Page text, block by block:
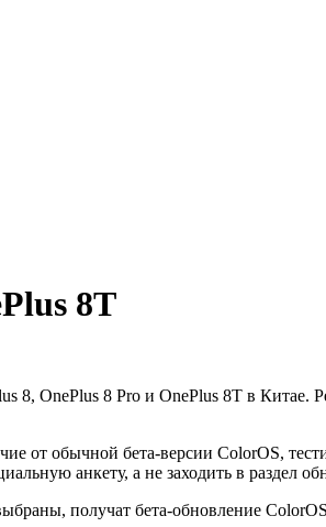
8T
8, OnePlus 8 Pro и OnePlus 8T в Китае.
от обычной бета-версии ColorOS,
анкету, а не заходить в раздел
получат бета-обновление